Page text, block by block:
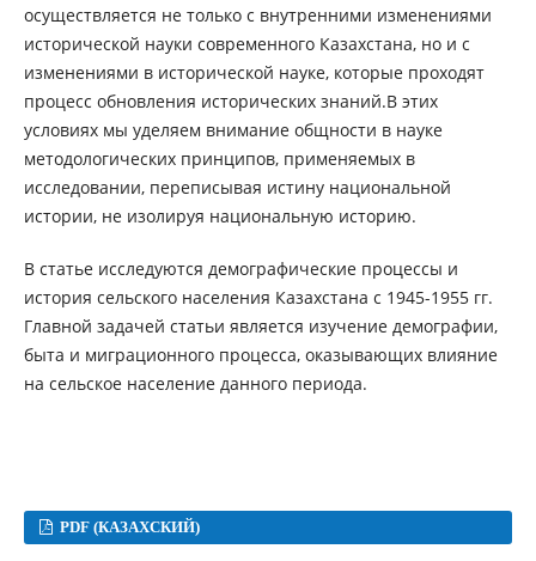
осуществляется не только с внутренними изменениями
исторической науки современного Казахстана, но и с
изменениями в исторической науке, которые проходят
процесс обновления исторических знаний.В этих
условиях мы уделяем внимание общности в науке
методологических принципов, применяемых в
исследовании, переписывая истину национальной
истории, не изолируя национальную историю.
В статье исследуются демографические процессы и
история сельского населения Казахстана с 1945-1955 гг.
Главной задачей статьи является изучение демографии,
быта и миграционного процесса, оказывающих влияние
на сельское население данного периода.
PDF (КАЗАХСКИЙ)